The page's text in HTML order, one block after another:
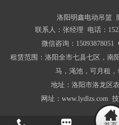
洛阳明鑫电动吊篮
联系人：张经理 电话：
微信咨询：15093878051
租赁范围：洛阳全市七县七区，南
马，渑池，可月租
地址：洛阳市洛龙区
网址：www.lydlzs.com 技